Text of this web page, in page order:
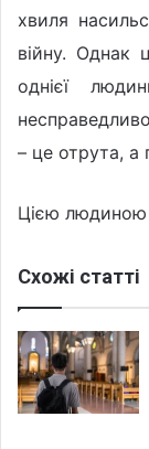
хвиля
війну. Однак
однієї
– це отрута, а
Цією людиною
Схожі статті